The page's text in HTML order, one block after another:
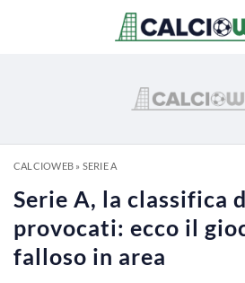
CALCIOWEB» SERIE A
Serie A, la classifica
provocati: ecco il
falloso in area